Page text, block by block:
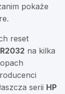
pokaże
reset
na kilka
serii HP